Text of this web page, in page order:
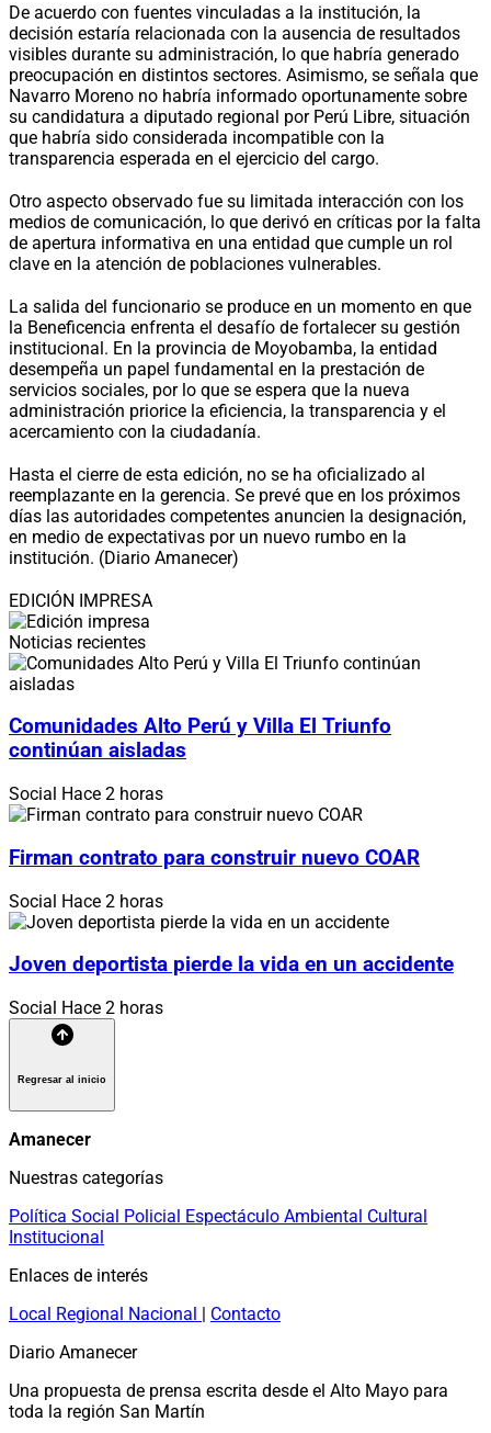
De acuerdo con fuentes vinculadas a la institución, la
decisión estaría relacionada con la ausencia de resultados
visibles durante su administración, lo que habría generado
preocupación en distintos sectores. Asimismo, se señala que
Navarro Moreno no habría informado oportunamente sobre
su candidatura a diputado regional por Perú Libre, situación
que habría sido considerada incompatible con la
transparencia esperada en el ejercicio del cargo.
Otro aspecto observado fue su limitada interacción con los
medios de comunicación, lo que derivó en críticas por la falta
de apertura informativa en una entidad que cumple un rol
clave en la atención de poblaciones vulnerables.
La salida del funcionario se produce en un momento en que
la Beneficencia enfrenta el desafío de fortalecer su gestión
institucional. En la provincia de Moyobamba, la entidad
desempeña un papel fundamental en la prestación de
servicios sociales, por lo que se espera que la nueva
administración priorice la eficiencia, la transparencia y el
acercamiento con la ciudadanía.
Hasta el cierre de esta edición, no se ha oficializado al
reemplazante en la gerencia. Se prevé que en los próximos
días las autoridades competentes anuncien la designación,
en medio de expectativas por un nuevo rumbo en la
institución. (Diario Amanecer)
EDICIÓN IMPRESA
Noticias recientes
Comunidades Alto Perú y Villa El Triunfo
continúan aisladas
Social Hace 2 horas
Firman contrato para construir nuevo COAR
Social Hace 2 horas
Joven deportista pierde la vida en un accidente
Social Hace 2 horas
Regresar al inicio
Amanecer
Nuestras categorías
Política Social Policial Espectáculo Ambiental Cultural
Institucional
Enlaces de interés
Local Regional Nacional | Contacto
Diario Amanecer
Una propuesta de prensa escrita desde el Alto Mayo para
toda la región San Martín